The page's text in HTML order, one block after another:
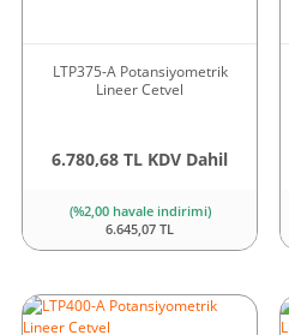
LTP375-A Potansiyometrik
Lineer Cetvel
6.780,68 TL KDV Dahil
(%2,00 havale indirimi)
6.645,07 TL